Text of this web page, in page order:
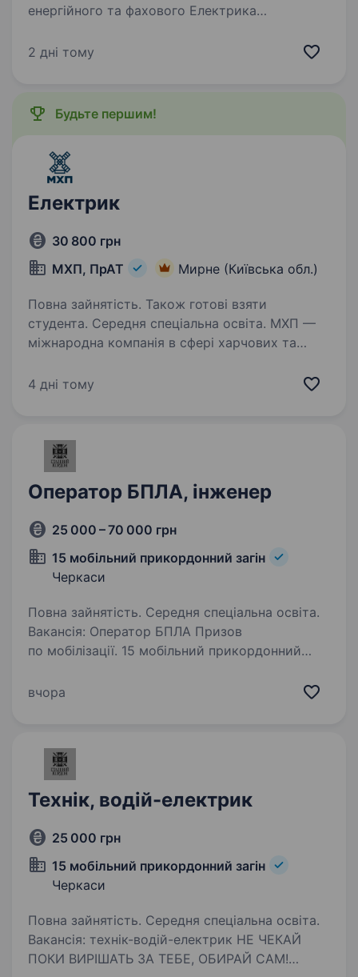
енергійного та фахового Електрика
команда в пошуках досвідченого спеціаліста,
на електриці…
2 дні тому
Будьте першим!
Електрик
30 800 грн
МХП, ПрАТ
Мирне (Київська обл.)
Повна зайнятість. Також готові взяти
студента. Середня спеціальна освіта. МХП —
міжнародна компанія в сфері харчових та
брендами як: «Наша Ряба», «Наша Ряба
4 дні тому
Оператор БПЛА, інженер
25 000 – 70 000 грн
15 мобільний прикордонний загін
Черкаси
Повна зайнятість. Середня спеціальна освіта.
Вакансія: Оператор БПЛА Призов
по мобілізації. 15 мобільний прикордонний
безпілотних літальних апаратів (БПЛА).
вчора
Технік, водій-електрик
25 000 грн
15 мобільний прикордонний загін
Черкаси
Повна зайнятість. Середня спеціальна освіта.
Вакансія: технік-водій-електрик НЕ ЧЕКАЙ
ПОКИ ВИРІШАТЬ ЗА ТЕБЕ, ОБИРАЙ САМ!